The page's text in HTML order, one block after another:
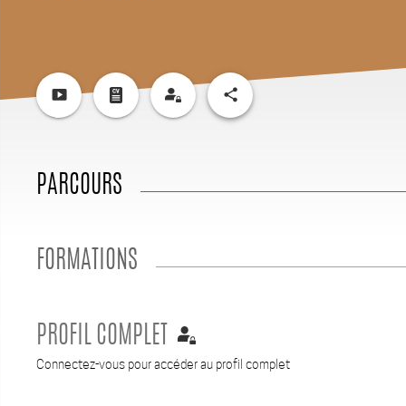
smart_display share
PARCOURS
FORMATIONS
PROFIL COMPLET
Connectez-vous pour accéder au profil complet